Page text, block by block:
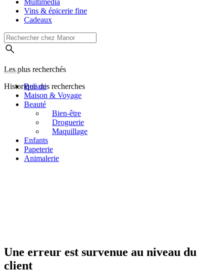
Multimédia
Vins & épicerie fine
Cadeaux
Les plus recherchés
Historique des recherches
Beliani
Maison & Voyage
Beauté
Bien-être
Droguerie
Maquillage
Enfants
Papeterie
Animalerie
Une erreur est survenue au niveau du
client